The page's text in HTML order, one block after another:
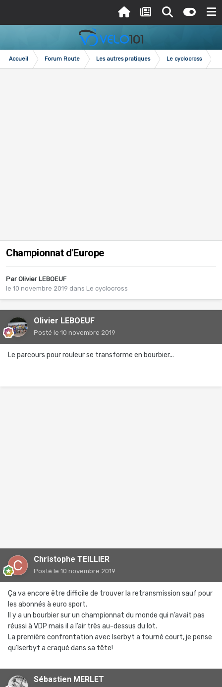
Accueil Forum Route Les autres pratiques Le cyclocross
Championnat d'Europe
Par Olivier LEBOEUF
le 10 novembre 2019 dans Le cyclocross
Olivier LEBOEUF
Posté le 10 novembre 2019
Le parcours pour rouleur se transforme en bourbier...
Christophe TEILLIER
Posté le 10 novembre 2019
Ça va encore être difficile de trouver la retransmission sauf pour
les abonnés à euro sport.
Il y a un bourbier sur un championnat du monde qui n’avait pas
réussi à VDP mais il a l’air très au-dessus du lot.
La première confrontation avec Iserbyt a tourné court, je pense
qu’Iserbyt a craqué dans sa tête!
Sébastien MERLET